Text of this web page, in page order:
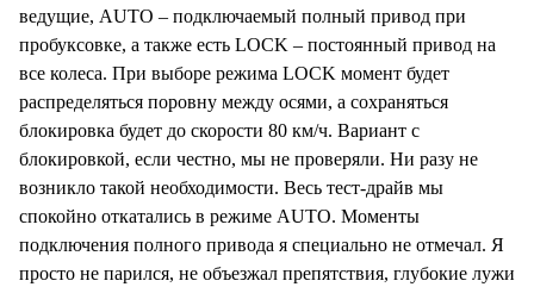
ведущие, AUTO – подключаемый полный привод при
пробуксовке, а также есть LOCK – постоянный привод на
все колеса. При выборе режима LOCK момент будет
распределяться поровну между осями, а сохраняться
блокировка будет до скорости 80 км/ч. Вариант с
блокировкой, если честно, мы не проверяли. Ни разу не
возникло такой необходимости. Весь тест-драйв мы
спокойно откатались в режиме AUTO. Моменты
подключения полного привода я специально не отмечал. Я
просто не парился, не объезжал препятствия, глубокие лужи